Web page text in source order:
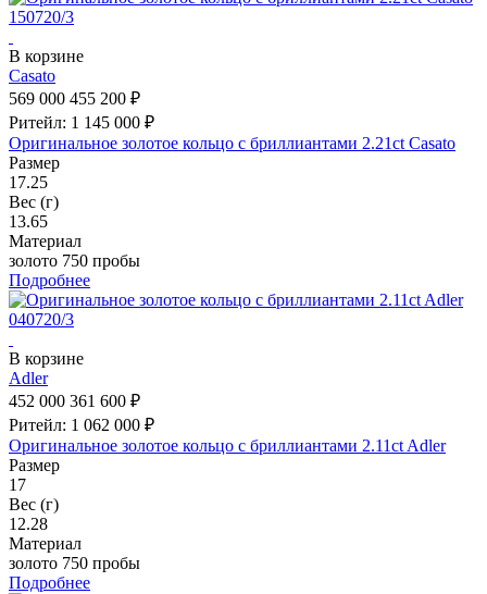
В корзине
Casato
569 000 455 200 ₽
Ритейл: 1 145 000 ₽
Оригинальное золотое кольцо с бриллиантами 2.21ct Casato
Размер
17.25
Вес (г)
13.65
Материал
золото 750 пробы
Подробнее
В корзине
Adler
452 000 361 600 ₽
Ритейл: 1 062 000 ₽
Оригинальное золотое кольцо с бриллиантами 2.11ct Adler
Размер
17
Вес (г)
12.28
Материал
золото 750 пробы
Подробнее